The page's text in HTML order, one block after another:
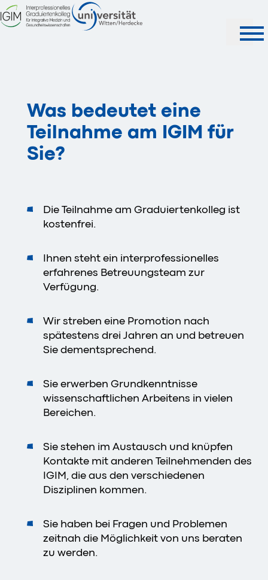
Was bedeutet eine
Teilnahme am IGIM für
Sie?
Die Teilnahme am Graduiertenkolleg ist
kostenfrei.
Ihnen steht ein interprofessionelles
erfahrenes Betreuungsteam zur
Verfügung.
Wir streben eine Promotion nach
spätestens drei Jahren an und betreuen
Sie dementsprechend.
Sie erwerben Grundkenntnisse
wissenschaftlichen Arbeitens in vielen
Bereichen.
Sie stehen im Austausch und knüpfen
Kontakte mit anderen Teilnehmenden des
IGIM, die aus den verschiedenen
Disziplinen kommen.
Sie haben bei Fragen und Problemen
zeitnah die Möglichkeit von uns beraten
zu werden.